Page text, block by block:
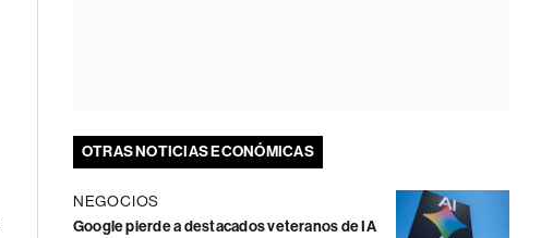
OTRAS NOTICIAS ECONÓMICAS
NEGOCIOS
Google pierde a destacados veteranos de IA